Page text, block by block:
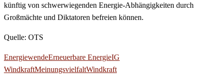
künftig von schwerwiegenden Energie-Abhängigkeiten durch
Großmächte und Diktatoren befreien können.
Quelle: OTS
EnergiewendeErneuerbare EnergieIG
WindkraftMeinungsvielfaltWindkraft